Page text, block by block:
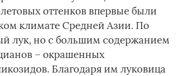
оттенков впервые были
климате Средней Азии. По
лук, но с большим содержанием
– окрашенных
Благодаря им луковица